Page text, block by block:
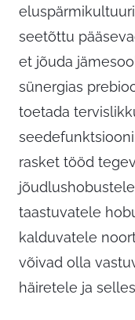
seetõttu
et jõuda
sünergias
toetada
rasket tööd
taastuvatele
kalduvatele
võivad olla
häiretele ja